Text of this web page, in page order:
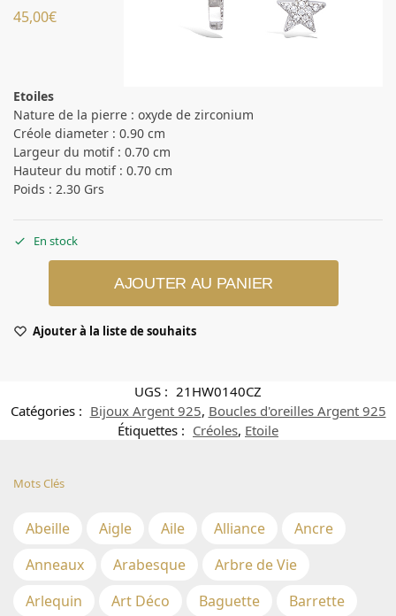
45,00€
Etoiles
Nature de la pierre : oxyde de zirconium
Créole diameter : 0.90 cm
Largeur du motif : 0.70 cm
Hauteur du motif : 0.70 cm
Poids : 2.30 Grs
En stock
AJOUTER AU PANIER
Ajouter à la liste de souhaits
UGS : 21HW0140CZ
Catégories : Bijoux Argent 925, Boucles d'oreilles Argent 925
Étiquettes : Créoles, Etoile
Mots Clés
Abeille Aigle Aile Alliance
Ancre
Anneaux
Arabesque
Arbre de Vie
Arlequin
Art Déco Baguette
Barrette